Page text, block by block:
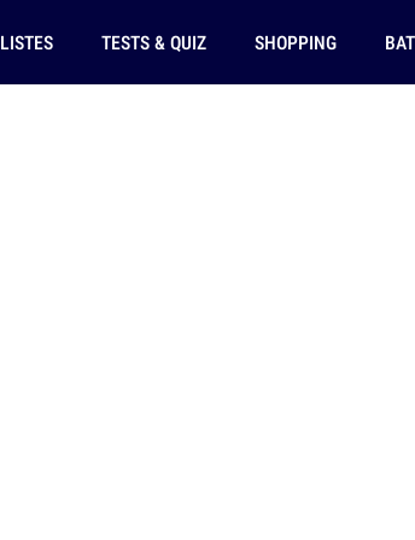
LISTES TESTS & QUIZ SHOPPING